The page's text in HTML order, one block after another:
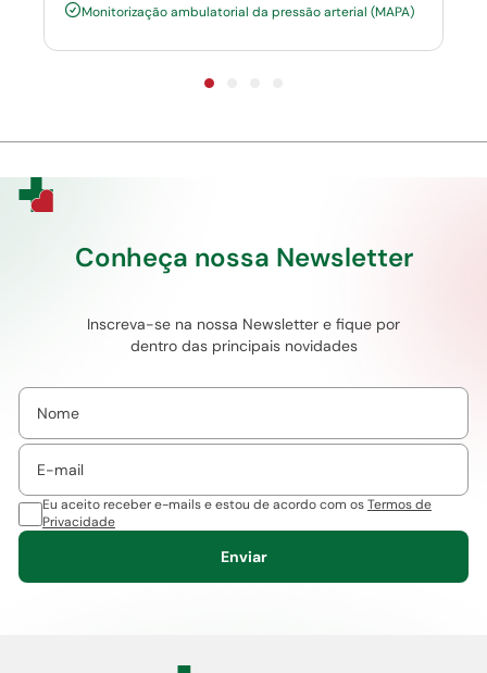
Monitorização ambulatorial da pressão arterial (MAPA)
Conheça nossa Newsletter
Inscreva-se na nossa Newsletter e fique por
dentro das principais novidades
Eu aceito receber e-mails e estou de acordo com osTermos de
Privacidade
Enviar